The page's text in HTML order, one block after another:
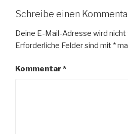
Schreibe einen
Deine E-Mail-Adresse wird
Erforderliche Felder sind mit *
Kommentar*